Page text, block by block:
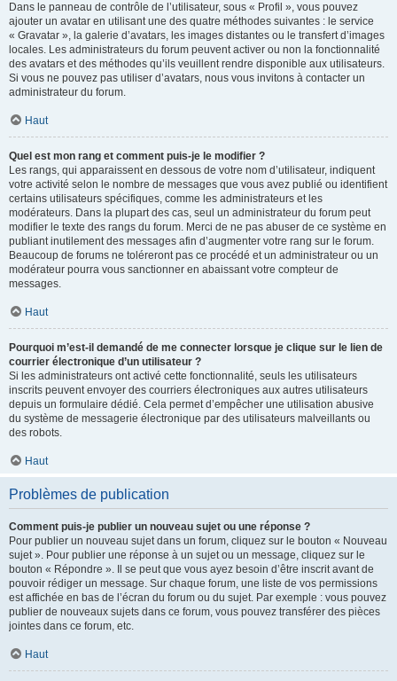
Dans le panneau de contrôle de l’utilisateur, sous « Profil », vous pouvez
ajouter un avatar en utilisant une des quatre méthodes suivantes : le service
« Gravatar », la galerie d’avatars, les images distantes ou le transfert d’images
locales. Les administrateurs du forum peuvent activer ou non la fonctionnalité
des avatars et des méthodes qu’ils veuillent rendre disponible aux utilisateurs.
Si vous ne pouvez pas utiliser d’avatars, nous vous invitons à contacter un
administrateur du forum.
Haut
Quel est mon rang et comment puis-je le modifier ?
Les rangs, qui apparaissent en dessous de votre nom d’utilisateur, indiquent
votre activité selon le nombre de messages que vous avez publié ou identifient
certains utilisateurs spécifiques, comme les administrateurs et les
modérateurs. Dans la plupart des cas, seul un administrateur du forum peut
modifier le texte des rangs du forum. Merci de ne pas abuser de ce système en
publiant inutilement des messages afin d’augmenter votre rang sur le forum.
Beaucoup de forums ne toléreront pas ce procédé et un administrateur ou un
modérateur pourra vous sanctionner en abaissant votre compteur de
messages.
Haut
Pourquoi m’est-il demandé de me connecter lorsque je clique sur le lien de
courrier électronique d’un utilisateur ?
Si les administrateurs ont activé cette fonctionnalité, seuls les utilisateurs
inscrits peuvent envoyer des courriers électroniques aux autres utilisateurs
depuis un formulaire dédié. Cela permet d’empêcher une utilisation abusive
du système de messagerie électronique par des utilisateurs malveillants ou
des robots.
Haut
Problèmes de publication
Comment puis-je publier un nouveau sujet ou une réponse ?
Pour publier un nouveau sujet dans un forum, cliquez sur le bouton « Nouveau
sujet ». Pour publier une réponse à un sujet ou un message, cliquez sur le
bouton « Répondre ». Il se peut que vous ayez besoin d’être inscrit avant de
pouvoir rédiger un message. Sur chaque forum, une liste de vos permissions
est affichée en bas de l’écran du forum ou du sujet. Par exemple : vous pouvez
publier de nouveaux sujets dans ce forum, vous pouvez transférer des pièces
jointes dans ce forum, etc.
Haut